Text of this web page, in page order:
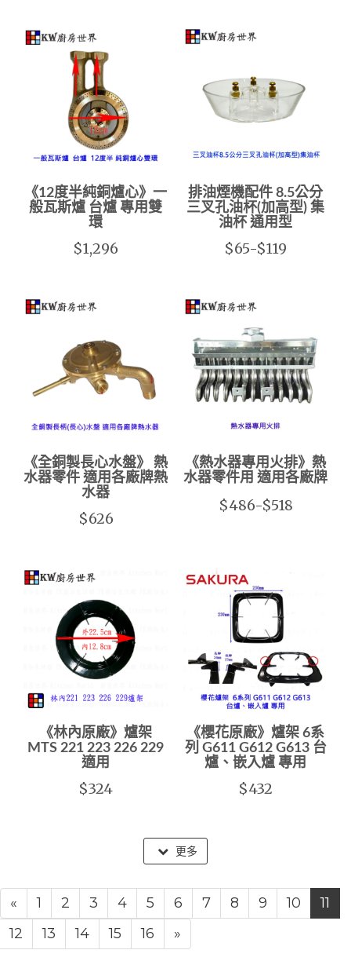
《12度半純銅爐心》一
般瓦斯爐 台爐 專用雙
環
$1,296
排油煙機配件 8.5公分
三叉孔油杯(加高型) 集
油杯 通用型
$65-$119
《全銅製長心水盤》 熱
水器零件 適用各廠牌熱
水器
$626
《熱水器專用火排》熱
水器零件用 適用各廠牌
$486-$518
《林內原廠》爐架
MTS 221 223 226 229
適用
$324
《櫻花原廠》爐架 6系
列 G611 G612 G613 台
爐、嵌入爐 專用
$432
更多
« 1 2 3 4 5 6 7 8 9 10
11
12
13 14 15 16 »